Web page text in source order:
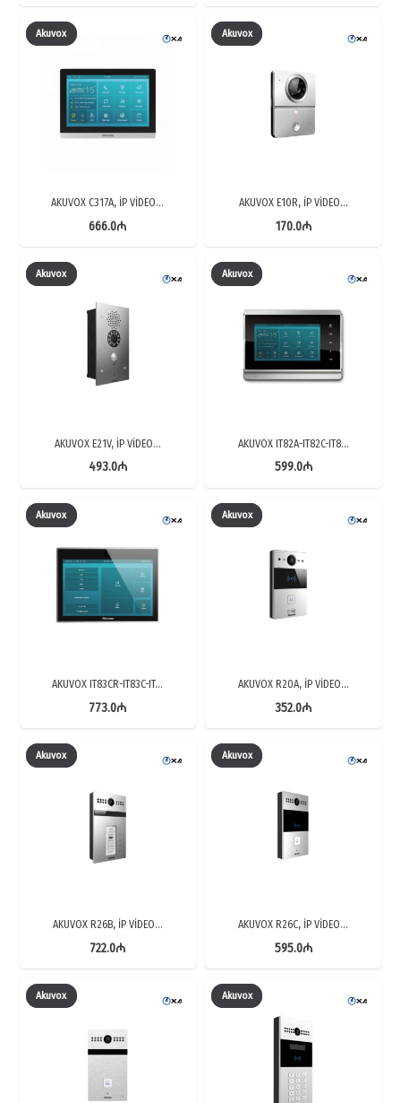
Akuvox
AKUVOX C317A, İP VİDEO…
666.0₼
Akuvox
AKUVOX E10R, İP VİDEO…
170.0₼
Akuvox
AKUVOX E21V, İP VİDEO…
493.0₼
Akuvox
AKUVOX IT82A-IT82C-IT8…
599.0₼
Akuvox
AKUVOX IT83CR-IT83C-IT…
773.0₼
Akuvox
AKUVOX R20A, İP VİDEO…
352.0₼
Akuvox
AKUVOX R26B, İP VİDEO…
722.0₼
Akuvox
AKUVOX R26C, İP VİDEO…
595.0₼
Akuvox Akuvox